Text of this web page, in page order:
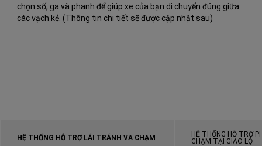
chọn số, ga và phanh để giúp xe của bạn di chuyển đúng giữa
các vạch kẻ. (Thông tin chi tiết sẽ được cập nhật sau)
HỆ THỐNG HỖ TRỢ LÁI TRÁNH VA CHẠM
HỆ THỐNG HỖ TRỢ
CHẠM TẠI GIAO LỘ